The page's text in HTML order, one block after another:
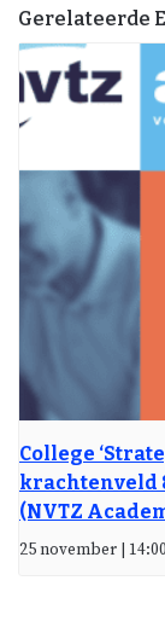
Gerelateerde
College
krachtenveld
(NVTZ
25 november | 14:00